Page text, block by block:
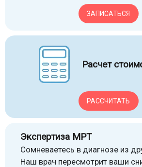
ЗАПИСАТЬСЯ
Расчет
РАССЧИТАТЬ
Экспертиза МРТ
Сомневаетесь в диагнозе из
Наш врач пересмотрит ваши